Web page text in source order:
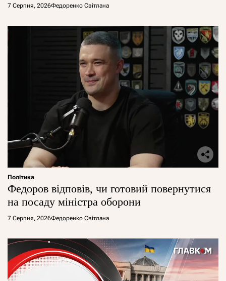
7 Серпня, 2026Федоренко Світлана
Політика
Федоров відповів, чи готовий повернутися
на посаду міністра оборони
7 Серпня, 2026Федоренко Світлана